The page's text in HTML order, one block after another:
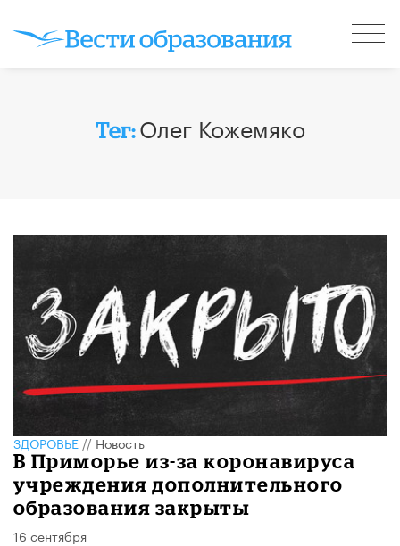
Тег:Олег Кожемяко
ЗДОРОВЬЕ//Новость
В Приморье из-за коронавируса
учреждения дополнительного
образования закрыты
16 сентября